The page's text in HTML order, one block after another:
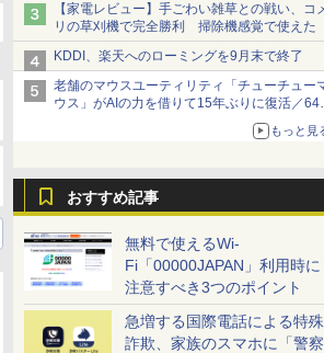
【家電レビュー】手ごわい雑草との戦い、コ
リの草刈機で完全勝利 掃除機感覚で使えた
KDDI、楽天へのローミングを9月末で終了
老舗のマウスユーティリティ「チューチュー
ウス」がAIの力を借りて15年ぶりに復活／
化、Windows 10/11、「Chrome」も走り回
る。復活記念で2026年末まで500円
もっと見
おすすめ記事
無料で使えるWi-
Fi「00000JAPAN」利用時に
注意すべき3つのポイント
急増する国際電話による特殊
詐欺、家族のスマホに「警察